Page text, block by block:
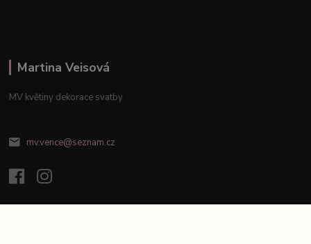
Martina Veisová
MV květiny dekorace svatby
mv.vence@seznam.cz